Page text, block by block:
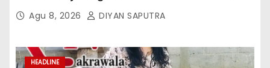
Di Silang Monas
Agu 8, 2026 DIYAN SAPUTRA
HEADLINE